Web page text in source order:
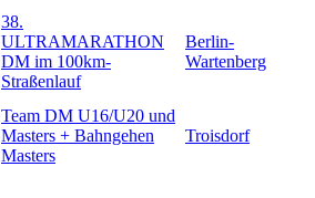
38.
ULTRAMARATHON
DM im 100km-
Straßenlauf
Berlin-
Wartenberg
Team DM U16/U20 und
Masters + Bahngehen
Masters
Troisdorf